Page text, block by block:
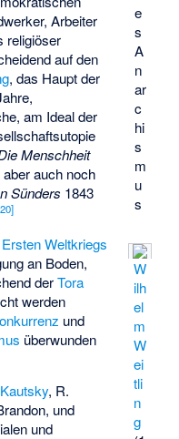
e
s
A
n
ar
c
hi
s
m
u
s
W
ilh
el
m
W
ei
tli
n
g
Arbeiter
religiöser
auf den
, das Haupt der
am Ideal der
Menschheit
aber auch noch
Sünders 1843
20]
Ersten Weltkriegs
an Boden,
derTora
werden
und
überwunden
, R.
, und
und